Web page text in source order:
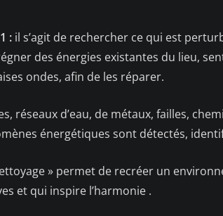
: il s’agit de rechercher ce qui est
des énergies existantes du lieu,
ondes, afin de les réparer.
réseaux d’eau, de métaux, failles,
énergétiques sont détectés,
» permet de recréer un
et qui inspire l’harmonie .